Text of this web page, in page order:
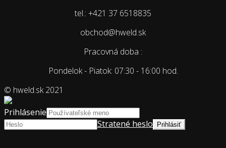
tel.: +421 37 6518835
obchod@hweld.sk
Pracovná doba :
Pondelok - Piatok: 07:30 - 16:00 hod.
© hweld.sk 2021
Prihlásenie
Stratené heslo